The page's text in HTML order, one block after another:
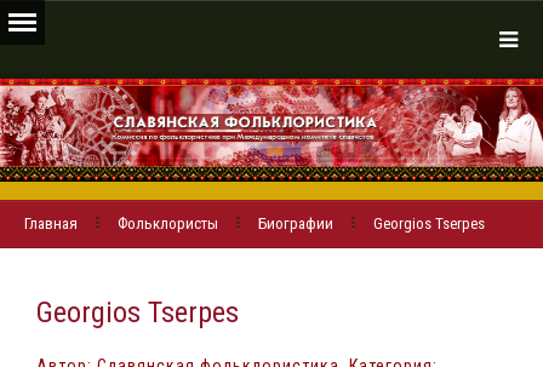
Главная Фольклористы Биографии Georgios Tserpes
Georgios Tserpes